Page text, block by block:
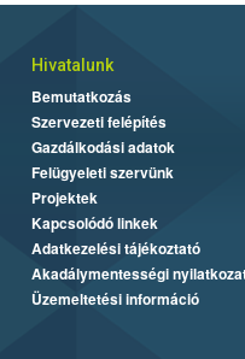
Hivatalunk
Bemutatkozás
Szervezeti felépítés
Gazdálkodási adatok
Felügyeleti szervünk
Projektek
Kapcsolódó linkek
Adatkezelési tájékoztató
Akadálymentességi
Üzemeltetési információ